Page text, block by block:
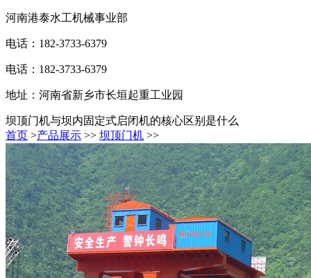
河南港泰水工机械事业部
电话：182-3733-6379
电话：182-3733-6379
地址：河南省新乡市长垣起重工业园
坝顶门机与坝内固定式启闭机的核心区别是什么
首页 >产品展示 >> 坝顶门机 >>